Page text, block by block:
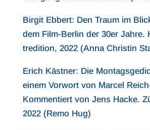
Birgit Ebbert: Den Traum im
dem Film-Berlin der 30er Jahre.
tredition, 2022 (Anna Christin
Erich Kästner: Die
einem Vorwort von Marcel
Kommentiert von Jens Hacke.
2022 (Remo Hug)